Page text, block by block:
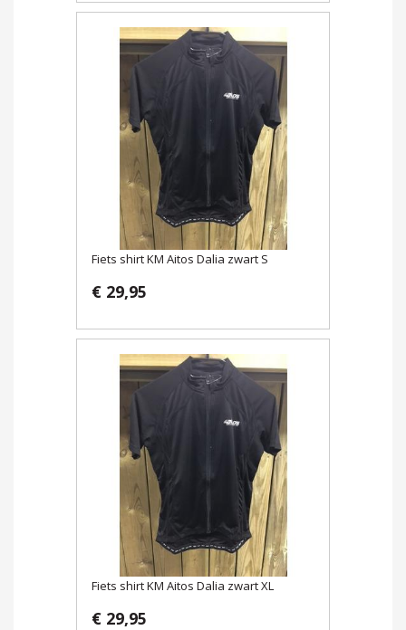
Fiets shirt KM Aitos Dalia zwart S
€ 29,95
Fiets shirt KM Aitos Dalia zwart XL
€ 29,95